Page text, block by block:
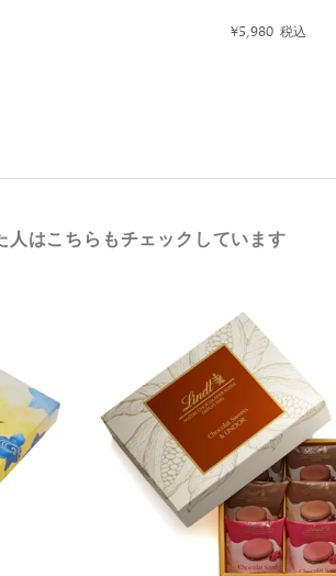
¥5,980 税込
人はこちらもチェックしています